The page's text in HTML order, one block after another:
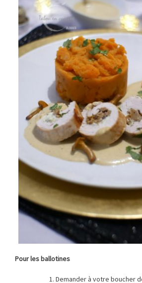
Pour les ballotines
Demander à votre boucher